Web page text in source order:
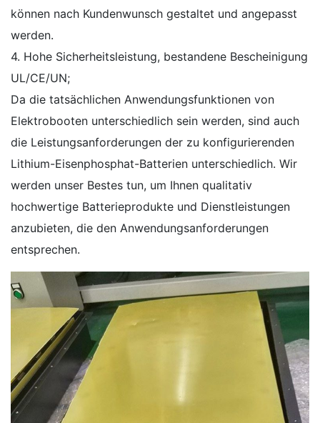
können nach Kundenwunsch gestaltet und angepasst
werden.
4. Hohe Sicherheitsleistung, bestandene Bescheinigung
UL/CE/UN;
Da die tatsächlichen Anwendungsfunktionen von
Elektrobooten unterschiedlich sein werden, sind auch
die Leistungsanforderungen der zu konfigurierenden
Lithium-Eisenphosphat-Batterien unterschiedlich. Wir
werden unser Bestes tun, um Ihnen qualitativ
hochwertige Batterieprodukte und Dienstleistungen
anzubieten, die den Anwendungsanforderungen
entsprechen.